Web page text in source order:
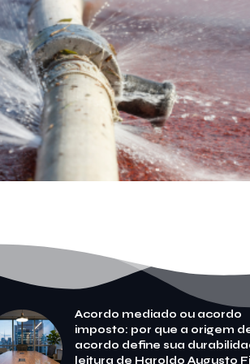
Acordo mediado ou acordo
imposto: por que a origem
acordo define sua
leitura de Haroldo Augusto